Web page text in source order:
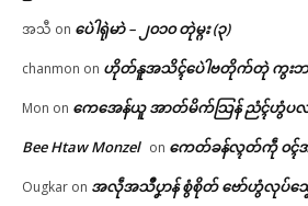
အသီ on ပေဲါရုဲမာဲ – ၂၀၁၀ တုဲမ္ဂး (၃)
chanmon on ဟိုတ်နူအသိၚ်ပေဲါဗတိုက်တုဲ ကွး
Mon on ကေအေန်ယူ အာတ်မိက်သြန် ညံၚ်ဟွံပလ
Bee Htaw Monzel on ကေတ်ခန်လ္ၚတ်ကဵု ၀
Ougkar on အလဵုအသဳပၞာန် စွံစိုတ် ဗော်ဟွံလုပ်သၞ